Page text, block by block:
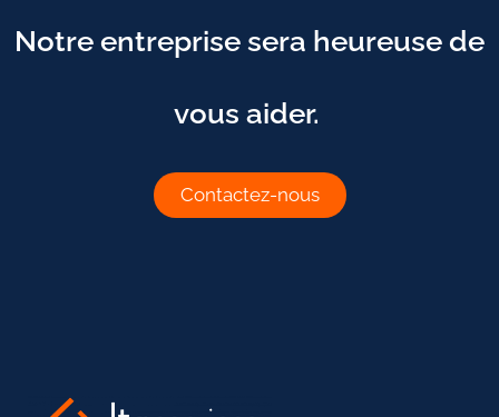
Notre entreprise sera heureuse de
vous aider.
Contactez-nous